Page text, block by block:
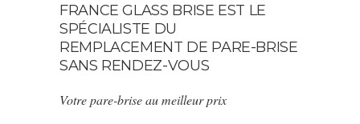
FRANCE GLASS BRISE EST LE
SPÉCIALISTE DU
REMPLACEMENT DE PARE-BRISE
SANS RENDEZ-VOUS
Votre pare-brise au meilleur prix